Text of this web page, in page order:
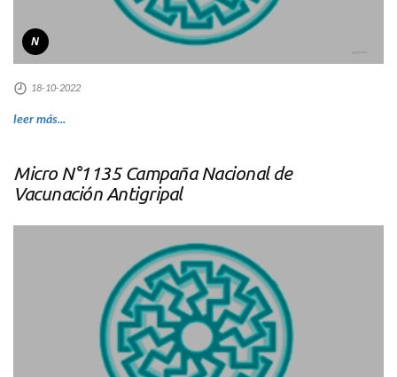
N
18-10-2022
leer más...
Micro N°1135 Campaña Nacional de
Vacunación Antigripal